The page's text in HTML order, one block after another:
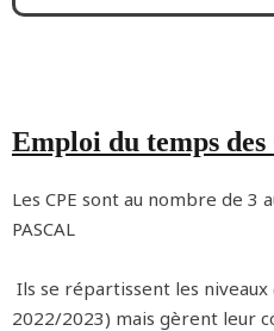
Emploi du temps des
Les CPE sont au nombre de 3
PASCAL
Ils se répartissent les niveaux
2022/2023) mais gèrent leur